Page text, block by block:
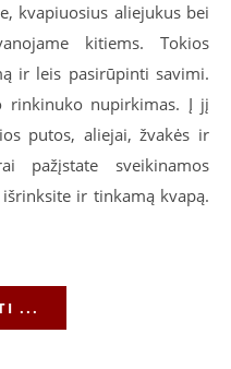
kvapiuosius aliejukus bei
kitiems. Tokios
ir leis pasirūpinti savimi.
rinkinuko nupirkimas. Į jį
putos, aliejai, žvakės ir
pažįstate sveikinamos
ir tinkamą kvapą.
...